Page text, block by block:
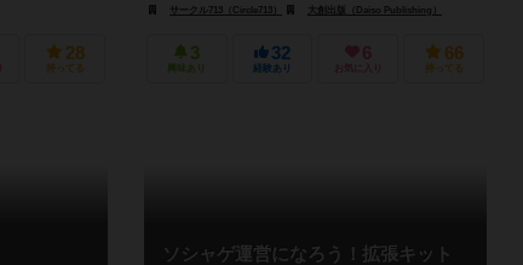
28
持ってる
サークル713（Circle713）
大創出版（Daiso Publishing）
3
興味あり
32
経験あり
6
お気に入り
66
持ってる
ソシャゲ運営になろう！拡張キット